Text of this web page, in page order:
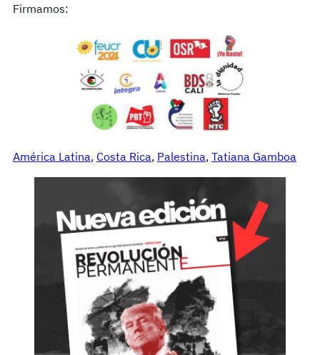
Firmamos:
América Latina, Costa Rica, Palestina, Tatiana Gamboa